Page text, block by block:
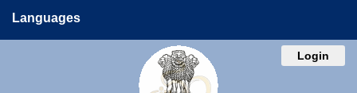
Languages
Login